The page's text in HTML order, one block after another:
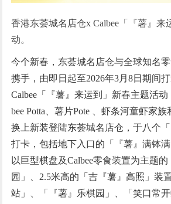
香港东荟城名店仓x Calbee「『薯』来
动。
今个新春，东荟城名店仓与全球知名
携手，由即日起至2026年3月8日期间
Calbee「『薯』来运到」新春主题活动
bee Potta、薯片Pote 、虾条河童虾家族
换上新装登陆东荟城名店仓，于八个
打卡，包括地下入口的「『薯』满钵
以巨型棋盘及Calbee零食装置为主题
园」、2.5米高的「吉『薯』高照」装
站」、「『薯』乐棋园」、「笑口常